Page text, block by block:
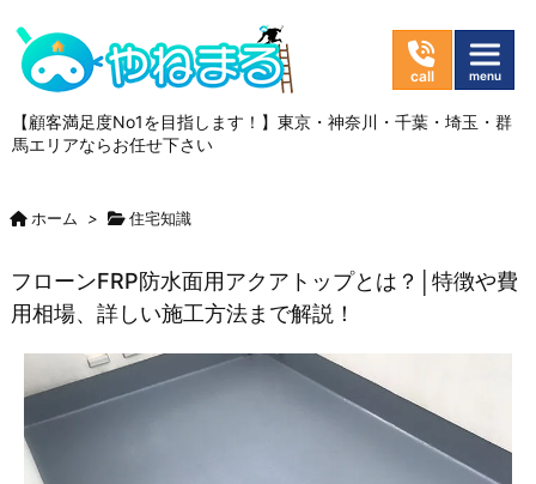
【顧客満足度No1を目指します！】東京・神奈川・千葉・埼玉・群
馬エリアならお任せ下さい
ホーム > 住宅知識
フローンFRP防水面用アクアトップとは？│特徴や費
用相場、詳しい施工方法まで解説！